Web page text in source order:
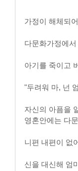
가정이 해체되
다문화가정에
아기를 죽이고
"두려워 마, 넌
자신의 아픔을
영혼안에는 다
니편 내편이 없
신을 대신해 엄